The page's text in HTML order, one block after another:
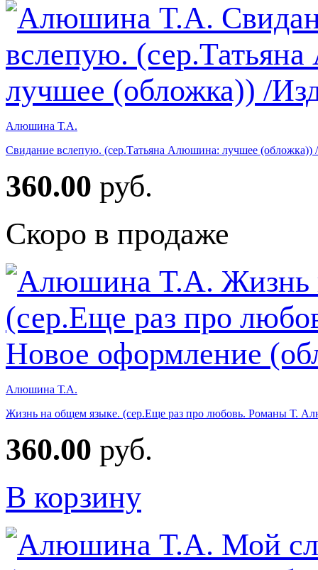
Алюшина Т.А.
Свидание вслепую. (сер.Татьяна Алюшина: лучшее
360.00 руб.
Скоро в продаже
Алюшина Т.А.
Жизнь на общем языке. (сер.Еще раз про любовь. Романы Т.
360.00 руб.
В корзину